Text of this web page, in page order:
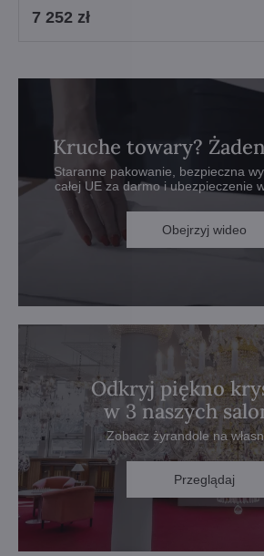
7 252 zł
Kruche towary?
Staranne pakowanie, bezpieczna
całej UE za darmo i ubezpieczenie
Obejrzyj wideo
Odkryj piękno
w 3 naszych
Zobacz żyrandole na
Przeglądaj